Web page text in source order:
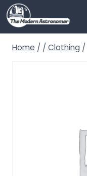
Skip
to
content
Home / / Clothing /